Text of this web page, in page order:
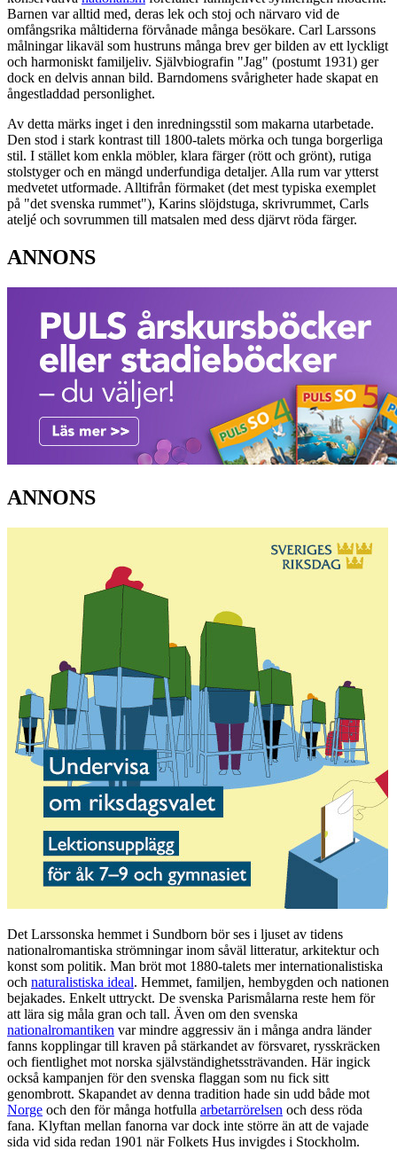
Barnen var alltid med, deras lek och stoj och närvaro vid de
omfångsrika måltiderna förvånade många besökare. Carl Larssons
målningar likaväl som hustruns många brev ger bilden av ett lyckligt
och harmoniskt familjeliv. Självbiografin "Jag" (postumt 1931) ger
dock en delvis annan bild. Barndomens svårigheter hade skapat en
ångestladdad personlighet.
Av detta märks inget i den inredningsstil som makarna utarbetade.
Den stod i stark kontrast till 1800-talets mörka och tunga borgerliga
stil. I stället kom enkla möbler, klara färger (rött och grönt), rutiga
stolstyger och en mängd underfundiga detaljer. Alla rum var ytterst
medvetet utformade. Alltifrån förmaket (det mest typiska exemplet
på "det svenska rummet"), Karins slöjdstuga, skrivrummet, Carls
ateljé och sovrummen till matsalen med dess djärvt röda färger.
ANNONS
ANNONS
Det Larssonska hemmet i Sundborn bör ses i ljuset av tidens
nationalromantiska strömningar inom såväl litteratur, arkitektur och
konst som politik. Man bröt mot 1880-talets mer internationalistiska
och naturalistiska ideal. Hemmet, familjen, hembygden och nationen
bejakades. Enkelt uttryckt. De svenska Parismålarna reste hem för
att lära sig måla gran och tall. Även om den svenska
nationalromantiken var mindre aggressiv än i många andra länder
fanns kopplingar till kraven på stärkandet av försvaret, rysskräcken
och fientlighet mot norska självständighetssträvanden. Här ingick
också kampanjen för den svenska flaggan som nu fick sitt
genombrott. Skapandet av denna tradition hade sin udd både mot
Norge och den för många hotfulla arbetarrörelsen och dess röda
fana. Klyftan mellan fanorna var dock inte större än att de vajade
sida vid sida redan 1901 när Folkets Hus invigdes i Stockholm.